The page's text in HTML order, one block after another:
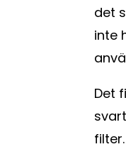
det
inte
Det
filter.